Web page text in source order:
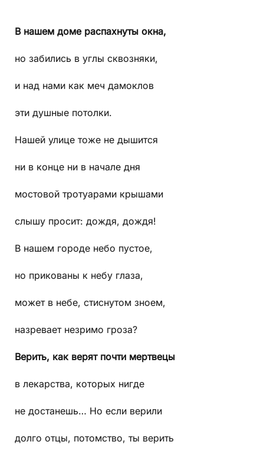
В нашем доме распахнуты окна,
но забились в углы сквозняки,
и над нами как меч дамоклов
эти душные потолки.
Нашей улице тоже не дышится
ни в конце ни в начале дня
мостовой тротуарами крышами
слышу просит: дождя, дождя!
В нашем городе небо пустое,
но прикованы к небу глаза,
может в небе, стиснутом зноем,
назревает незримо гроза?
Верить, как верят почти мертвецы
в лекарства, которых нигде
не достанешь… Но если верили
долго отцы, потомство, ты верить